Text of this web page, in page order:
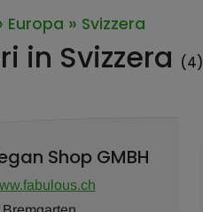
Europa » Svizzera
in Svizzera (4)
Shop GMBH